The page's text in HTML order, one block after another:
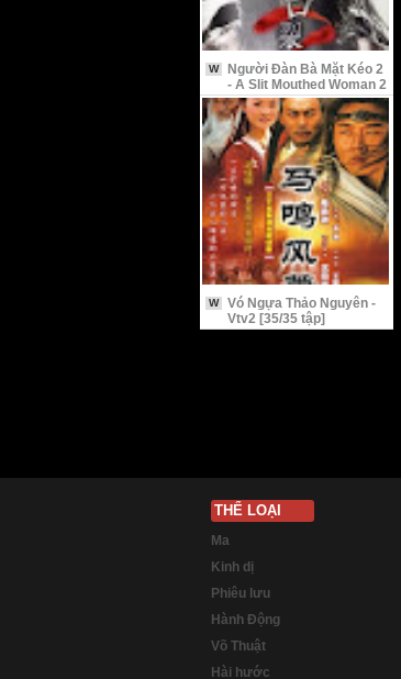
W
Người Đàn Bà Mặt Kéo 2
- A Slit Mouthed Woman 2
W
Vó Ngựa Thảo Nguyên -
Vtv2 [35/35 tập]
THỂ LOẠI
Ma
Kinh dị
Phiêu lưu
Hành Động
Võ Thuật
Hài hước